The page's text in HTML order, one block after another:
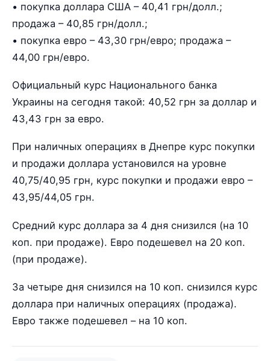
• покупка доллара США – 40,41 грн/долл.;
продажа – 40,85 грн/долл.;
• покупка евро – 43,30 грн/евро; продажа –
44,00 грн/евро.
Официальный курс Национального банка
Украины на сегодня такой: 40,52 грн за доллар и
43,43 грн за евро.
При наличных операциях в Днепре курс покупки
и продажи доллара установился на уровне
40,75/40,95 грн, курс покупки и продажи евро –
43,95/44,05 грн.
Средний курс доллара за 4 дня снизился (на 10
коп. при продаже). Евро подешевел на 20 коп.
(при продаже).
За четыре дня снизился на 10 коп. снизился курс
доллара при наличных операциях (продажа).
Евро также подешевел – на 10 коп.